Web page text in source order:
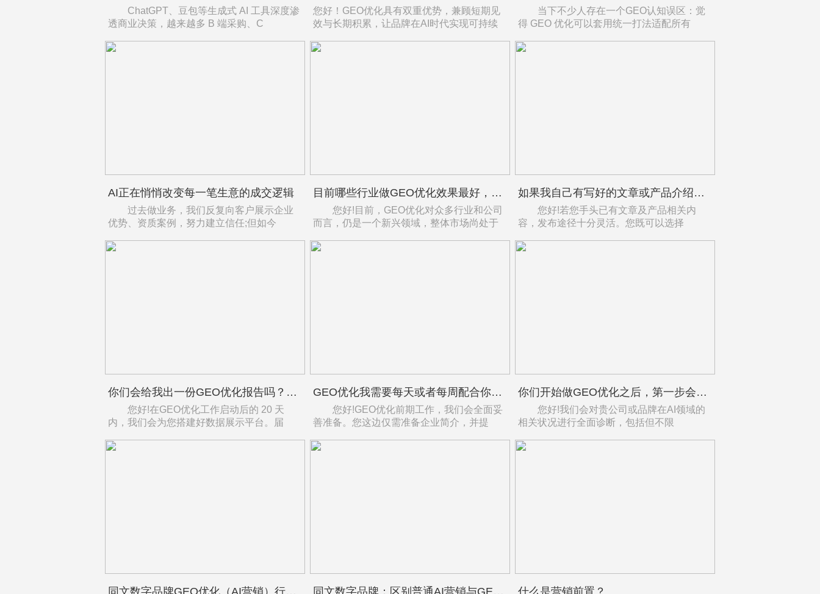
ChatGPT、豆包等生成式 AI 工具深度渗
透商业决策，越来越多 B 端采购、C
您好！GEO优化具有双重优势，兼顾短期见
效与长期积累，让品牌在AI时代实现可持续
当下不少人存在一个GEO认知误区：觉
得 GEO 优化可以套用统一打法适配所有
AI正在悄悄改变每一笔生意的成交逻辑
过去做业务，我们反复向客户展示企业
优势、资质案例，努力建立信任;但如今
目前哪些行业做GEO优化效果最好，我们行业适配度如何？
您好!目前，GEO优化对众多行业和公司
而言，仍是一个新兴领域，整体市场尚处于
如果我自己有写好的文章或产品介绍，你们会怎么用来做GEO优化？
您好!若您手头已有文章及产品相关内
容，发布途径十分灵活。您既可以选择
你们会给我出一份GEO优化报告吗？多久一次？报告我能看懂吗？
您好!在GEO优化工作启动后的 20 天
内，我们会为您搭建好数据展示平台。届
GEO优化我需要每天或者每周配合你们做什么？会不会很麻烦？
您好!GEO优化前期工作，我们会全面妥
善准备。您这边仅需准备企业简介，并提
你们开始做GEO优化之后，第一步会干什么？能不能让我看看计划表？
您好!我们会对贵公司或品牌在AI领域的
相关状况进行全面诊断，包括但不限
同文数字品牌GEO优化（AI营销）行业白皮书 同文数字品牌：区别普通AI营销与GEO优化服务商的四大核心特色 什么是营销前置？